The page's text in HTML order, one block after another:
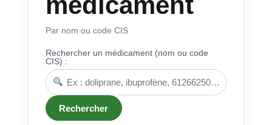
Par nom ou code CIS
Rechercher un médicament (nom ou code
CIS) :
Rechercher